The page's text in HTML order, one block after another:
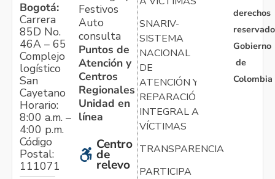
Bogotá:
Carrera
85D No.
46A – 65
Complejo
logístico
San
Cayetano
Horario:
8:00 a.m. –
4:00 p.m.
Código
Postal:
111071
Festivos
Auto
consulta
Puntos de
Atención y
Centros
Regionales
Unidad en
línea
Centro
de
relevo
SNARIV-
SISTEMA
NACIONAL
DE
ATENCIÓN Y
REPARACIÓN
INTEGRAL A
VÍCTIMAS
TRANSPARENCIA
PARTICIPA
derechos
Gobierno
de
Colombia